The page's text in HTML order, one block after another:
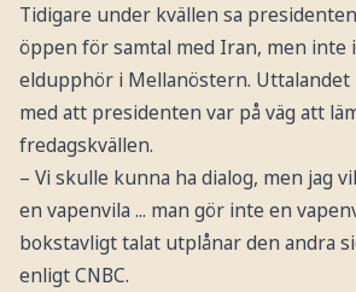
Tidigare under kvällen sa
öppen för samtal med Iran, men inte
eldupphör i Mellanöstern. Uttalandet
med att presidenten var på väg att
fredagskvällen.
– Vi skulle kunna ha dialog, men jag
en vapenvila ... man gör inte en
bokstavligt talat utplånar den andra
enligt CNBC.